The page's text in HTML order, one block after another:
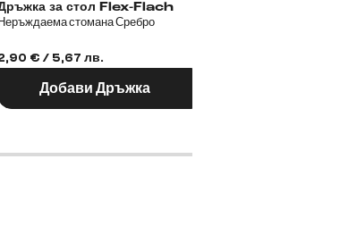
Дръжка за стол Flex-Flach
Неръждаема стомана Сребро
€ / 5,67 лв.
Добави Дръжка